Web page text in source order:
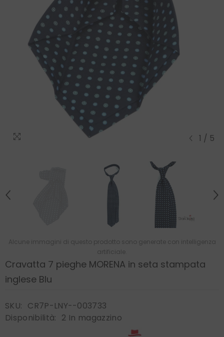
1 / 5
Alcune immagini di questo prodotto sono generate con intelligenza
artificiale.
Cravatta 7 pieghe MORENA in seta stampata
inglese Blu
SKU: CR7P-LNY--003733
Disponibilità: 2 In magazzino